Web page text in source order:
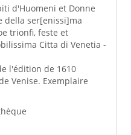
d'Huomeni et Donne
della ser[enissi]ma
trionfi, feste et
Citta di Venetia -
l'édition de 1610
Venise. Exemplaire